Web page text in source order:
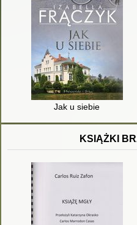
Jak u siebie
KSIĄŻKI